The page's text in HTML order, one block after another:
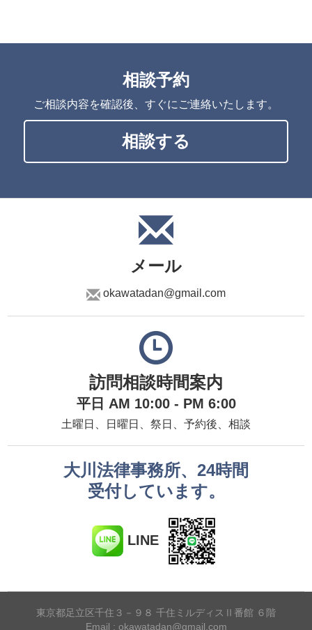
相談予約
ご相談内容を確認後、すぐにご連絡いたします。
相談する
メール
okawatadan@gmail.com
訪問相談時間案内
平日 AM 10:00 - PM 6:00
土曜日、日曜日、祭日、予約後、相談
大川法律事務所、24時間
受付しています。
LINE
東京都足立区千住３－９８ 千住ミルディスⅡ番館 ６階
Email : okawatadan@gmail.com